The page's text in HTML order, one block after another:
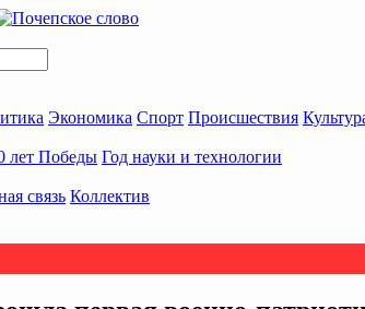
Экономика Спорт Происшествия
лет Победы Год науки и технологии
связь Коллектив